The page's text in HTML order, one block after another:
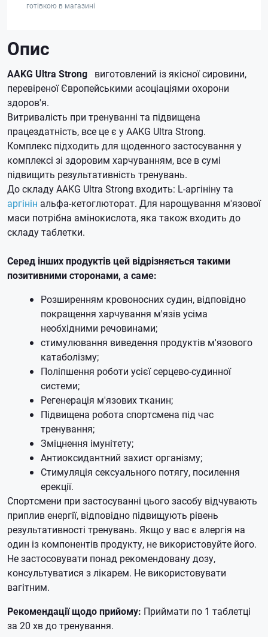
готівкою в магазині
Опис
AAKG Ultra Strong виготовлений із якісної сировини,
перевіреної Європейськими асоціаціями охорони
здоров'я.
Витривалість при тренуванні та підвищена
працездатність, все це є у AAKG Ultra Strong.
Комплекс підходить для щоденного застосування у
комплексі зі здоровим харчуванням, все в сумі
підвищить результативність тренувань.
До складу AAKG Ultra Strong входить: L-аргініну та
аргінін альфа-кетоглюторат. Для нарощування м'язової
маси потрібна амінокислота, яка також входить до
складу таблетки.
Серед інших продуктів цей відрізняється такими
позитивними сторонами, а саме:
Розширенням кровоносних судин, відповідно
покращення харчування м'язів усіма
необхідними речовинами;
стимулювання виведення продуктів м'язового
катаболізму;
Поліпшення роботи усієї серцево-судинної
системи;
Регенерація м'язових тканин;
Підвищена робота спортсмена під час
тренування;
Зміцнення імунітету;
Антиоксидантний захист організму;
Стимуляція сексуального потягу, посилення
ерекції.
Спортсмени при застосуванні цього засобу відчувають
приплив енергії, відповідно підвищують рівень
результативності тренувань. Якщо у вас є алергія на
один із компонентів продукту, не використовуйте його.
Не застосовувати понад рекомендовану дозу,
консультуватися з лікарем. Не використовувати
вагітним.
Рекомендації щодо прийому: Приймати по 1 таблетці
за 20 хв до тренування.